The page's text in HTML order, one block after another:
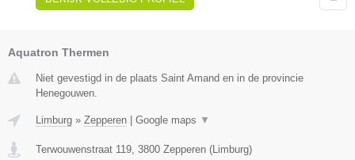
Aquatron Thermen
Niet gevestigd in de plaats Saint Amand en in de provincie
Henegouwen.
Limburg » Zepperen | Google maps ▼
Terwouwenstraat 119 3800 Zepperen (Limburg)